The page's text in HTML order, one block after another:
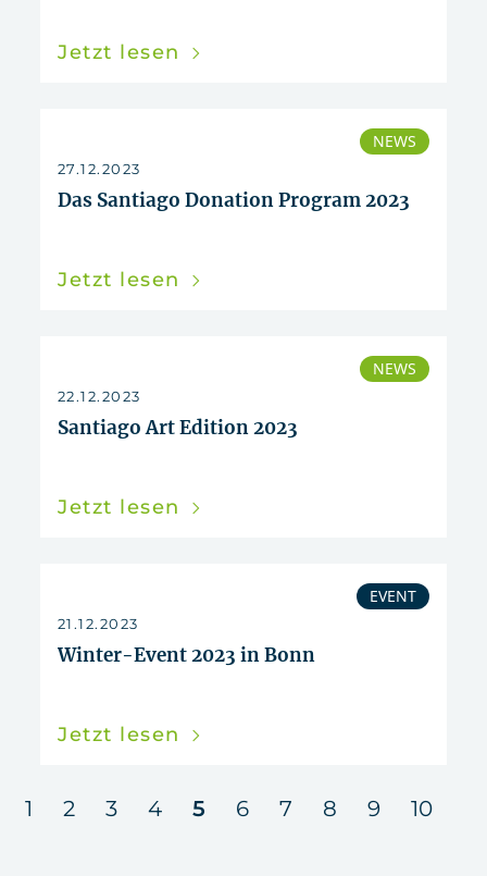
Jetzt lesen
NEWS
27.12.2023
Das Santiago Donation Program 2023
Jetzt lesen
NEWS
22.12.2023
Santiago Art Edition 2023
Jetzt lesen
EVENT
21.12.2023
Winter-Event 2023 in Bonn
Jetzt lesen
1 2 3 4 5 6 7 8 9 10